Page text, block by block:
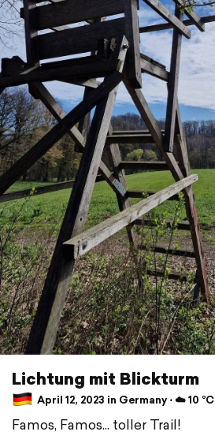
Lichtung mit Blickturm
April 12, 2023 in Germany ⋅ ☁️ 10 °C
Famos, Famos... toller Trail!